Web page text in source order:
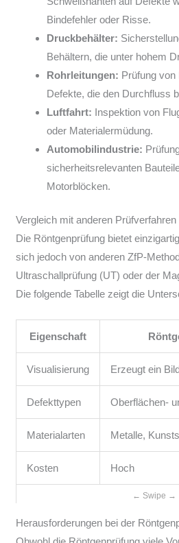
Bindefehler oder Risse.
Druckbehälter:
Behältern, die unter hohem
Rohrleitungen: Prüfung von
Defekte, die den Durchfluss
Luftfahrt: Inspektion von
oder Materialermüdung.
Automobilindustrie:
sicherheitsrelevanten
Motorblöcken.
Vergleich mit anderen Prüfverfahren
Die Röntgenprüfung bietet
sich jedoch von anderen ZfP-
Ultraschallprüfung (UT) oder der
Die folgende Tabelle zeigt die
Eigenschaft
Visualisierung Erzeugt ein
Defekttypen Oberflächen-
Materialarten Metalle,
Kosten Hoch
Herausforderungen bei der